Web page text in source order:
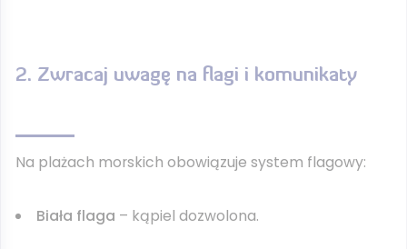
2. Zwracaj uwagę na flagi i komunikaty
Na plażach morskich obowiązuje system flagowy:
Biała flaga – kąpiel dozwolona.